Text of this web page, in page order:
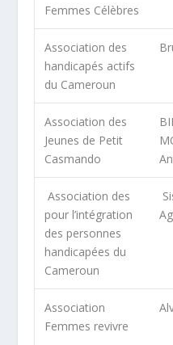
Femmes Célèbres
Association des
handicapés actifs
du Cameroun
Association des
Jeunes de Petit
Casmando
Association des
pour l’intégration
des personnes
handicapées du
Cameroun
Association
Femmes revivre